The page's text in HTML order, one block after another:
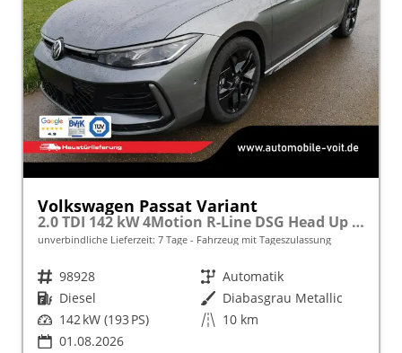
Volkswagen Passat Variant
2.0 TDI 142 kW 4Motion R-Line DSG Head Up AHK Navi
unverbindliche Lieferzeit: 7 Tage Fahrzeug mit Tageszulassung
Fahrzeugnr. 98928 Getriebe Automatik
Kraftstoff Diesel Außenfarbe Diabasgrau Metallic
Leistung 142 kW (193 PS) Kilometerstand 10 km
01.08.2026